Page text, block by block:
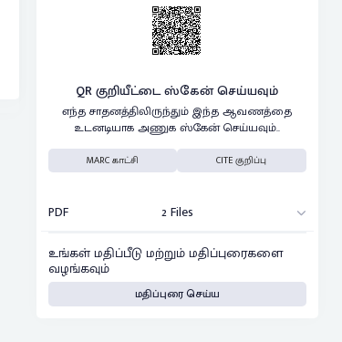
QR குறியீட்டை ஸ்கேன் செய்யவும்
எந்த சாதனத்திலிருந்தும் இந்த ஆவணத்தை
உடனடியாக அணுக ஸ்கேன் செய்யவும்..
MARC காட்சி CITE குறிப்பு
PDF 2 Files
உங்கள் மதிப்பீடு மற்றும் மதிப்புரைகளை
வழங்கவும்
மதிப்புரை செய்ய